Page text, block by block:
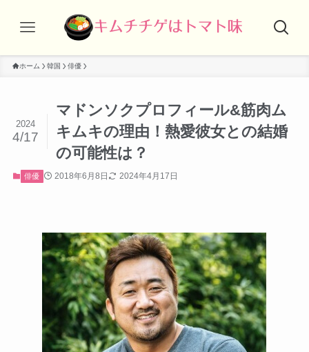
ホーム 韓国 俳優
マドンソクプロフィール&筋肉ム
キムキの理由！熱愛彼女との結婚
の可能性は？
2024
4/17
俳優 2018年6月8日 2024年4月17日